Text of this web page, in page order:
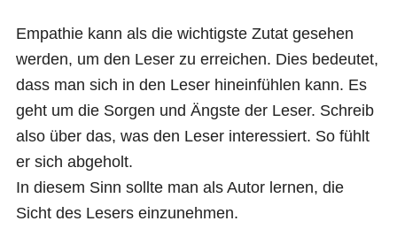
Empathie kann als die wichtigste Zutat gesehen
werden, um den Leser zu erreichen. Dies bedeutet,
dass man sich in den Leser hineinfühlen kann. Es
geht um die Sorgen und Ängste der Leser. Schreib
also über das, was den Leser interessiert. So fühlt
er sich abgeholt.
In diesem Sinn sollte man als Autor lernen, die
Sicht des Lesers einzunehmen.